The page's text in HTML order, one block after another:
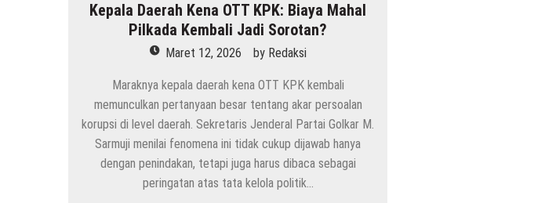
Kepala Daerah Kena OTT KPK: Biaya Mahal
Pilkada Kembali Jadi Sorotan?
Maret 12, 2026 by Redaksi
Maraknya kepala daerah kena OTT KPK kembali
memunculkan pertanyaan besar tentang akar persoalan
korupsi di level daerah. Sekretaris Jenderal Partai Golkar M.
Sarmuji menilai fenomena ini tidak cukup dijawab hanya
dengan penindakan, tetapi juga harus dibaca sebagai
peringatan atas tata kelola politik…